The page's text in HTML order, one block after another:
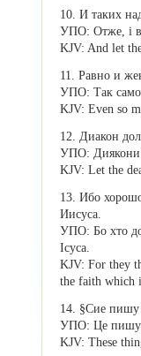
10. И таких
УПО: Отже, і
KJV: And let
11. Равно и
УПО: Так само
KJV: Even so
12. Диакон
УПО: Диякони
KJV: Let the
13. Ибо
Иисуса.
УПО: Бо хто
Ісуса.
KJV: For they
the faith which
14. §Сие пишу
УПО: Це пишу я
KJV: These